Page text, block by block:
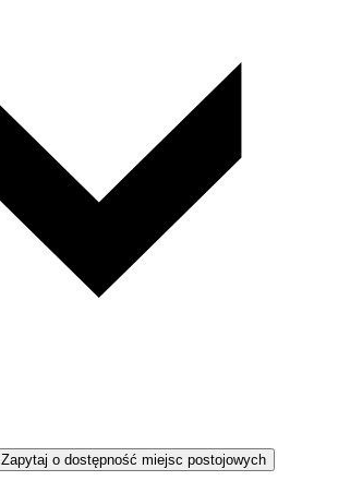
Zapytaj o dostępność miejsc postojowych